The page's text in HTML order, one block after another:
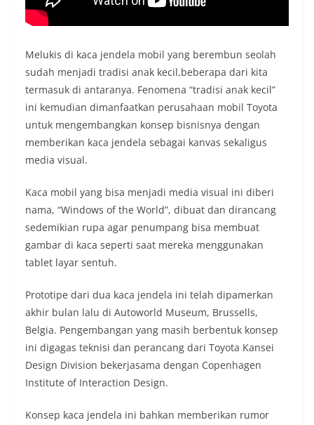
Melukis di kaca jendela mobil yang berembun seolah
sudah menjadi tradisi anak kecil,beberapa dari kita
termasuk di antaranya. Fenomena “tradisi anak kecil”
ini kemudian dimanfaatkan perusahaan mobil Toyota
untuk mengembangkan konsep bisnisnya dengan
memberikan kaca jendela sebagai kanvas sekaligus
media visual.
Kaca mobil yang bisa menjadi media visual ini diberi
nama, “Windows of the World”, dibuat dan dirancang
sedemikian rupa agar penumpang bisa membuat
gambar di kaca seperti saat mereka menggunakan
tablet layar sentuh.
Prototipe dari dua kaca jendela ini telah dipamerkan
akhir bulan lalu di Autoworld Museum, Brussells,
Belgia. Pengembangan yang masih berbentuk konsep
ini digagas teknisi dan perancang dari Toyota Kansei
Design Division bekerjasama dengan Copenhagen
Institute of Interaction Design.
Konsep kaca jendela ini bahkan memberikan rumor